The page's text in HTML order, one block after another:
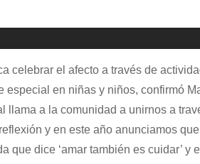
celebrar el afecto a través de
en niñas y niños, confirmó
llama a la comunidad a unirnos a
y en este año anunciamos
que dice ‘amar también es cuidar’ y